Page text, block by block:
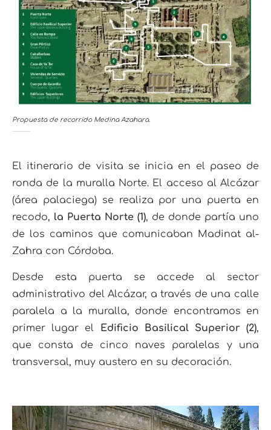
Propuesta de recorrido Medina Azahara.
El itinerario de visita se inicia en el paseo de
ronda de la muralla Norte. El acceso al Alcázar
(área palaciega) se realiza por una puerta en
recodo, la Puerta Norte (1), de donde partía uno
de los caminos que comunicaban Madinat al-
Zahra con Córdoba.
Desde esta puerta se accede al sector
administrativo del Alcázar, a través de una calle
paralela a la muralla, donde encontramos en
primer lugar el Edificio Basilical Superior (2),
que consta de cinco naves paralelas y una
transversal, muy austero en su decoración.